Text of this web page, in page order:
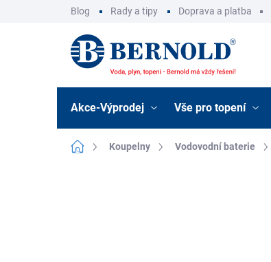
Blog Rady a tipy Doprava a platba
Akce-Výprodej Vše pro topení
Domů Koupelny Vodovodní baterie